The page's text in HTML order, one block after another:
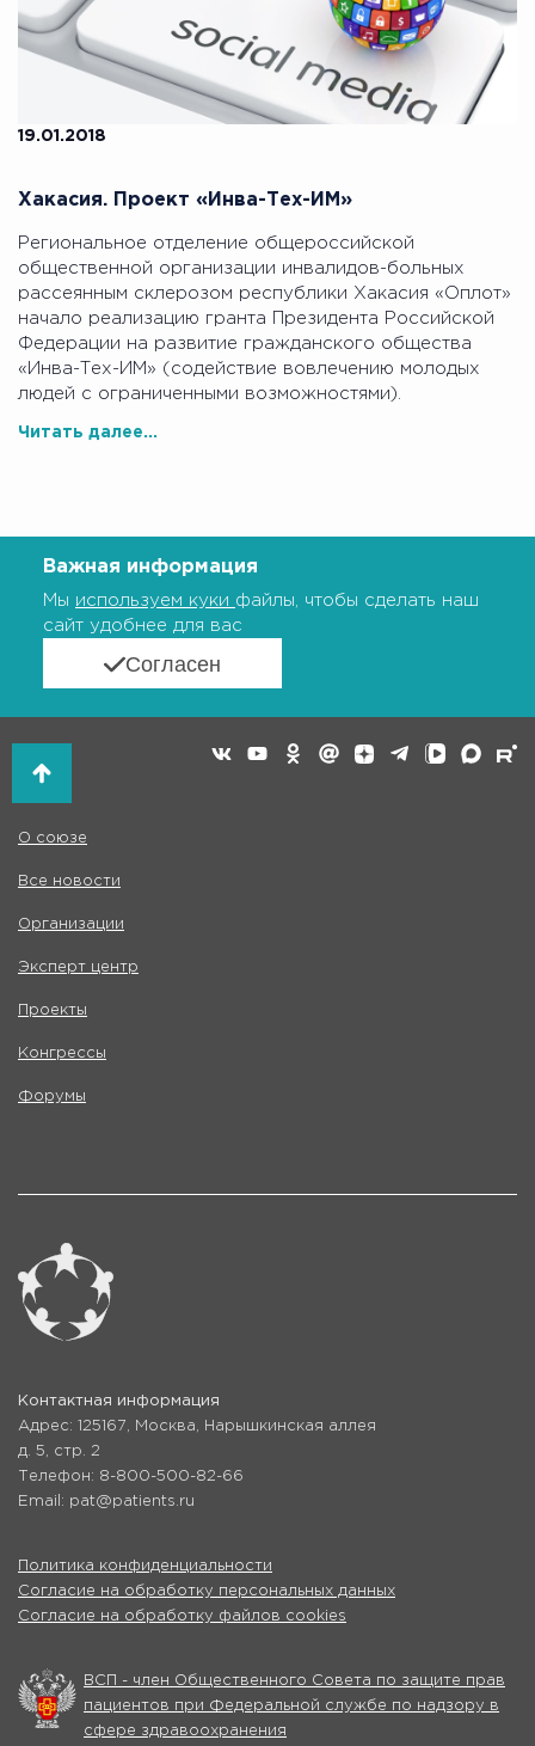
19.01.2018
Хакасия. Проект «Инва-Тех-ИМ»
Региональное отделение общероссийской
общественной организации инвалидов-больных
рассеянным склерозом республики Хакасия «Оплот»
начало реализацию гранта Президента Российской
Федерации на развитие гражданского общества
«Инва-Тех-ИМ» (содействие вовлечению молодых
людей с ограниченными возможностями).
Читать далее...
Важная информация
Мы используем куки файлы, чтобы сделать наш
сайт удобнее для вас
Согласен
О союзе
Все новости
Организации
Эксперт центр
Проекты
Конгрессы
Форумы
Контактная информация
Адрес: 125167, Москва, Нарышкинская аллея
д. 5, стр. 2
Телефон: 8-800-500-82-66
Email: pat@patients.ru
Политика конфиденциальности
Согласие на обработку персональных данных
Согласие на обработку файлов cookies
ВСП - член Общественного Совета по защите прав
пациентов при Федеральной службе по надзору в
сфере здравоохранения